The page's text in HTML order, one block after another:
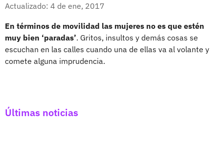
Actualizado: 4 de ene, 2017
En términos de movilidad las mujeres no es que estén
muy bien ‘paradas’. Gritos, insultos y demás cosas se
escuchan en las calles cuando una de ellas va al volante y
comete alguna imprudencia.
Últimas noticias